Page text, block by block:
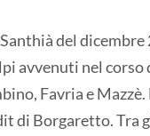
del dicembre
avvenuti nel corso
Favria e Mazzè.
di Borgaretto. Tra